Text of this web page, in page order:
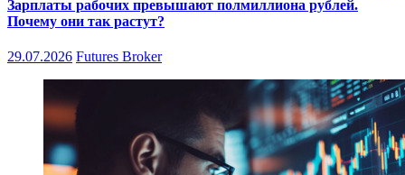
Зарплаты рабочих превышают полмиллиона рублей.
Почему они так растут?
29.07.2026 Futures Broker